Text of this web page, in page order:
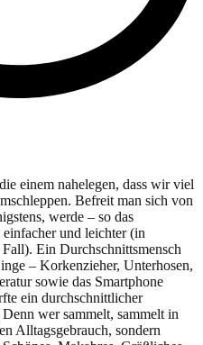
einem nahelegen, dass wir viel
Befreit man sich von
werde – so das
einfacher und leichter (in
Ein Durchschnittsmensch
– Korkenzieher, Unterhosen,
sowie das Smartphone
ein durchschnittlicher
wer sammelt, sammelt in
Alltagsgebrauch, sondern